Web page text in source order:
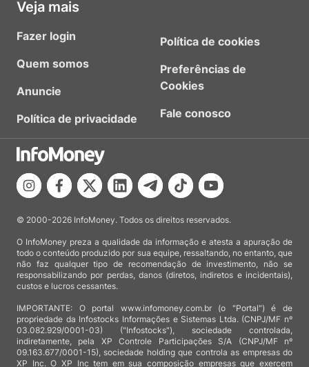
Veja mais
Fazer login
Quem somos
Anuncie
Política de privacidade
Política de cookies
Preferências de
Cookies
Fale conosco
© 2000-2026 InfoMoney. Todos os direitos reservados.
O InfoMoney preza a qualidade da informação e atesta a apuração de
todo o conteúdo produzido por sua equipe, ressaltando, no entanto, que
não faz qualquer tipo de recomendação de investimento, não se
responsabilizando por perdas, danos (diretos, indiretos e incidentais),
custos e lucros cessantes.
IMPORTANTE: O portal www.infomoney.com.br (o "Portal") é de
propriedade da Infostocks Informações e Sistemas Ltda. (CNPJ/MF nº
03.082.929/0001-03) ("Infostocks"), sociedade controlada,
indiretamente, pela XP Controle Participações S/A (CNPJ/MF nº
09.163.677/0001-15), sociedade holding que controla as empresas do
XP Inc. O XP Inc tem em sua composição empresas que exercem